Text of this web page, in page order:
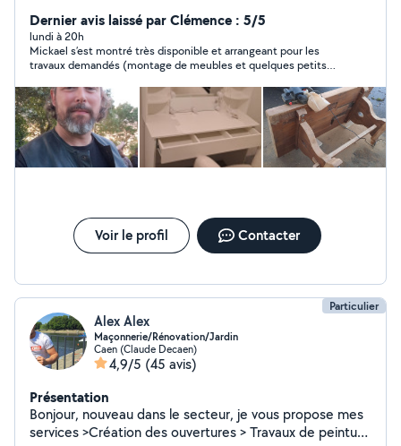
diable et de nettoyeur haute pression.
Dernier avis laissé par Clémence : 5/5
lundi à 20h
Mickael s’est montré très disponible et arrangeant pour les
travaux demandés (montage de meubles et quelques petits
réalisation, je recommande et referai appel à lui si besoin!
Voir le profil Contacter
Particulier
Alex Alex
Maçonnerie/Rénovation/Jardin
Caen (Claude Decaen)
4,9/5 (45 avis)
Présentation
Bonjour, nouveau dans le secteur, je vous propose mes
services >Création des ouvertures > Travaux de peinture